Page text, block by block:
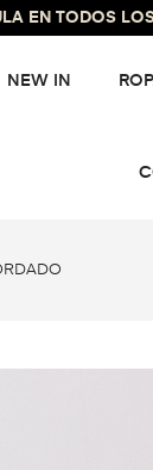
EN TODOS
NEW IN